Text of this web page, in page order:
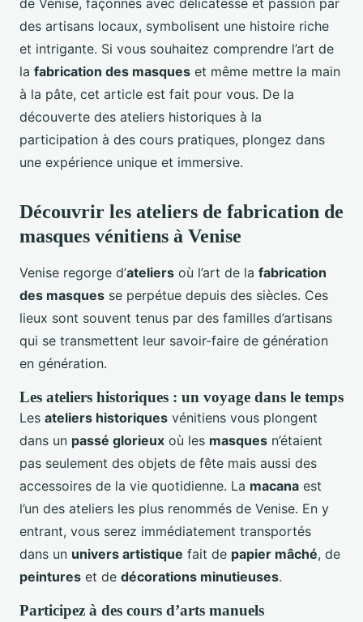
de Venise, façonnés avec délicatesse et passion par
des artisans locaux, symbolisent une histoire riche
et intrigante. Si vous souhaitez comprendre l’art de
la fabrication des masques et même mettre la main
à la pâte, cet article est fait pour vous. De la
découverte des ateliers historiques à la
participation à des cours pratiques, plongez dans
une expérience unique et immersive.
Découvrir les ateliers de fabrication de
masques vénitiens à Venise
Venise regorge d’ateliers où l’art de la fabrication
des masques se perpétue depuis des siècles. Ces
lieux sont souvent tenus par des familles d’artisans
qui se transmettent leur savoir-faire de génération
en génération.
Les ateliers historiques : un voyage dans le temps
Les ateliers historiques vénitiens vous plongent
dans un passé glorieux où les masques n’étaient
pas seulement des objets de fête mais aussi des
accessoires de la vie quotidienne. La macana est
l’un des ateliers les plus renommés de Venise. En y
entrant, vous serez immédiatement transportés
dans un univers artistique fait de papier mâché, de
peintures et de décorations minutieuses.
Participez à des cours d’arts manuels